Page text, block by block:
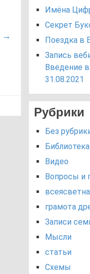
→
Имёна
Секрет
Поездка в
Запись
Введение
31.08.2021
Рубрики
Без
Библиотека
Видео
Вопросы и
грамота
Записи
Мысли
статьи
Схемы